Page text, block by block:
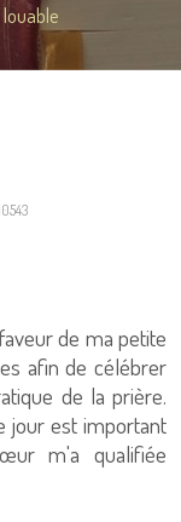
de ma petite
afin de célébrer
de la prière.
jour est important
m'a qualifiée